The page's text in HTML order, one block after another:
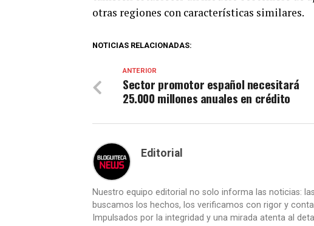
otras regiones con características similares.
NOTICIAS RELACIONADAS:
ANTERIOR
Sector promotor español necesitará
25.000 millones anuales en crédito
Editorial
Nuestro equipo editorial no solo informa las noticias:
buscamos los hechos, los verificamos con rigor y
Impulsados por la integridad y una mirada atenta al